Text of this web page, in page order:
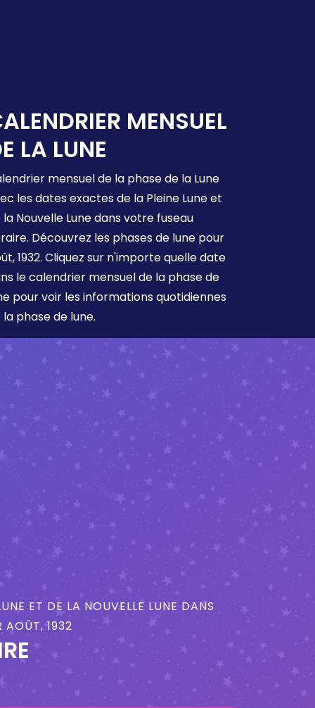
MENSUEL
LA LUNE
mensuel de la phase de la Lune
les dates exactes de la Pleine Lune et
la Nouvelle Lune dans votre fuseau
Découvrez les phases de lune pour
1932. Cliquez sur n'importe quelle date
le calendrier mensuel de la phase de
pour voir les informations quotidiennes
la phase de lune.
ET DE LA NOUVELLE LUNE DANS
AOÛT, 1932